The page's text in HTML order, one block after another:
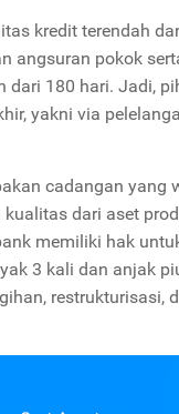
kredit terendah
angsuran pokok
180 hari. Jadi,
yakni via
cadangan yang
dari aset
memiliki hak
3 kali dan anjak
restrukturisasi,